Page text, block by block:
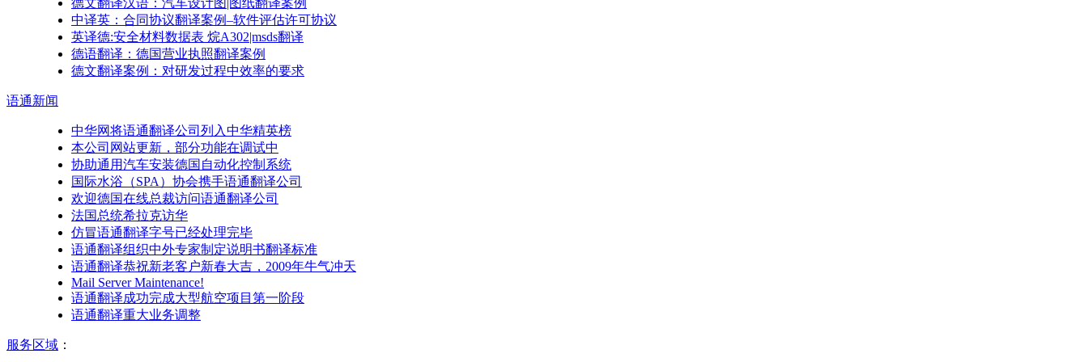
中译英：合同协议翻译案例–软件评估许可协议
英译德:安全材料数据表 烷A302|msds翻译
德语翻译：德国营业执照翻译案例
德文翻译案例：对研发过程中效率的要求
语通新闻
中华网将语通翻译公司列入中华精英榜
本公司网站更新，部分功能在调试中
协助通用汽车安装德国自动化控制系统
国际水浴（SPA）协会携手语通翻译公司
欢迎德国在线总裁访问语通翻译公司
法国总统希拉克访华
仿冒语通翻译字号已经处理完毕
语通翻译组织中外专家制定说明书翻译标准
语通翻译恭祝新老客户新春大吉，2009年牛气冲天
Mail Server Maintenance!
语通翻译成功完成大型航空项目第一阶段
语通翻译重大业务调整
服务区域 ：